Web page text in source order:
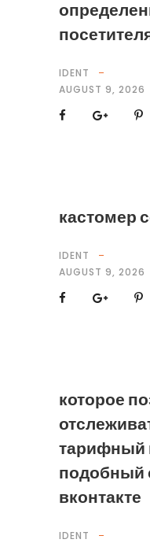
IDENT
AUGUST 9, 2026
кастомер
IDENT
AUGUST 9, 2026
которое
тарифный
подобный
вконтакте
IDENT